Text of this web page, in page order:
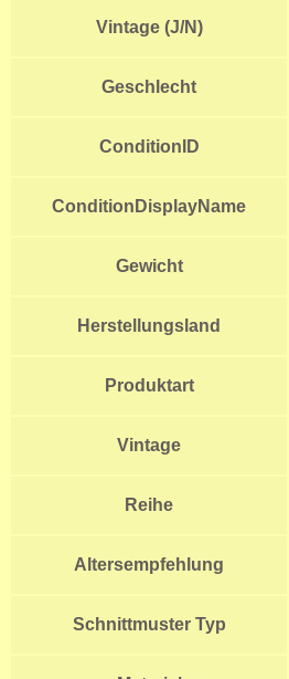
Vintage (J/N)
Geschlecht
ConditionID
ConditionDisplayName
Gewicht
Herstellungsland
Produktart
Vintage
Reihe
Altersempfehlung
Schnittmuster Typ